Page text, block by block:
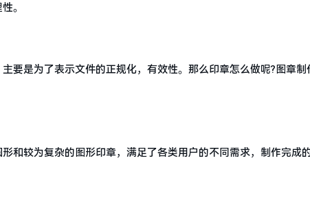
。
要是为了表示文件的正规化，有效性。那么印章怎么做呢?图章制
和较为复杂的图形印章，满足了各类用户的不同需求，制作完成